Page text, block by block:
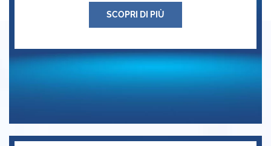
SCOPRI DI PIÙ